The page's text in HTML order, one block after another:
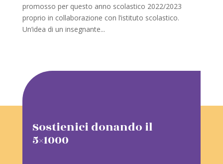
promosso per questo anno scolastico 2022/2023
proprio in collaborazione con l’istituto scolastico.
Un’idea di un insegnante...
Sostienici donando il
5×1000